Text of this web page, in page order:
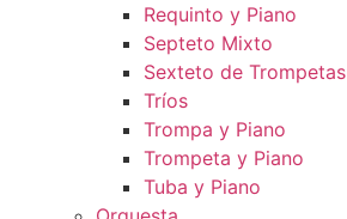
Requinto y Piano
Septeto Mixto
Sexteto de Trompetas
Tríos
Trompa y Piano
Trompeta y Piano
Tuba y Piano